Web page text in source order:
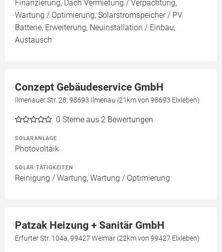
Finanzierung, Dach Vermietung / Verpachtung,
Wartung / Optimierung, Solarstromspeicher / PV
Batterie, Erweiterung, Neuinstallation / Einbau,
Austausch
Conzept Gebäudeservice GmbH
Ilmenauer Str. 28, 98693 Ilmenau (21km von 98693 Elxleben)
0 Sterne aus 2 Bewertungen
SOLARANLAGE
Photovoltaik
SOLAR TÄTIGKEITEN
Reinigung / Wartung, Wartung / Optimierung
Patzak Heizung + Sanitär GmbH
Erfurter Str. 104a, 99427 Weimar (22km von 99427 Elxleben)